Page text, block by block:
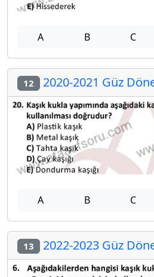
A B C
12 2020-2021 Güz
A B C
13 2022-2023 Güz